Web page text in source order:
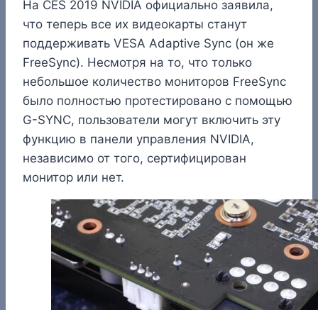
На CES 2019 NVIDIA официально заявила,
что теперь все их видеокарты станут
поддерживать VESA Adaptive Sync (он же
FreeSync). Несмотря на то, что только
небольшое количество мониторов FreeSync
было полностью протестировано с помощью
G-SYNC, пользователи могут включить эту
функцию в панели управления NVIDIA,
независимо от того, сертифицирован
монитор или нет.